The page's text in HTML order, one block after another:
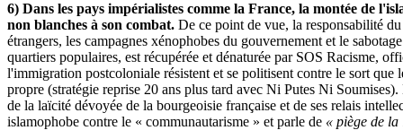
6) Dans les pays impérialistes comme la France, la montée de
non blanches à son combat. De ce point de vue, la responsabilité
étrangers, les campagnes xénophobes du gouvernement et le
quartiers populaires, est récupérée et dénaturée par SOS Racisme,
l'immigration postcoloniale résistent et se politisent contre le sort
propre (stratégie reprise 20 ans plus tard avec Ni Putes Ni
de la laïcité dévoyée de la bourgeoisie française et de ses relais
islamophobe contre le « communautarisme » et parle de « piège de la